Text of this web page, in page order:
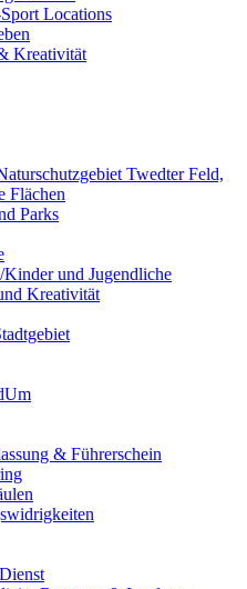
Locations
Kreativität
Twedter Feld,
Flächen
Parks
Kinder und Jugendliche
Kreativität
& Führerschein